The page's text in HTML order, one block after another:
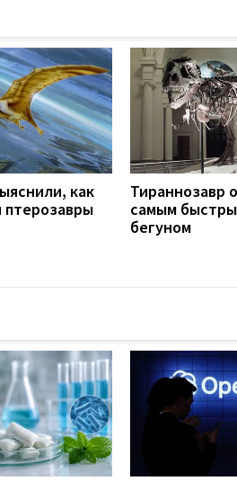
как
птерозавры
Тираннозавр
самым
бегуном